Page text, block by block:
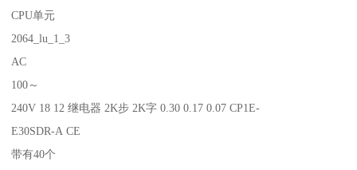
CPU单元
2064_lu_1_3
AC
100～
240V 18 12 继电器 2K步 2K字 0.30 0.17 0.07 CP1E-
E30SDR-A CE
带有40个